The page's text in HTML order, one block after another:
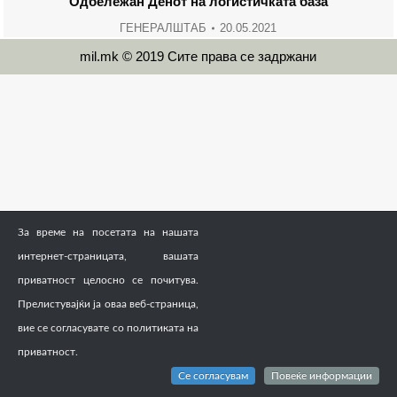
ГЕНЕРАЛШТАБ 20.05.2021
mil.mk © 2019 Сите права се задржани
За време на посетата на нашата
интернет-страницата, вашата
приватност целосно се почитува.
Прелистувајќи ја оваа веб-страница,
вие се согласувате со политиката на
приватност.
Се согласувам Повеќе информации